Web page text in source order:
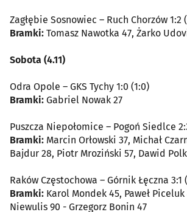
Zagłębie Sosnowiec – Ruch Chorzów 1:2
Bramki: Tomasz Nawotka 47, Żarko
Sobota (4.11)
Odra Opole – GKS Tychy 1:0 (1:0)
Bramki: Gabriel Nowak 27
Puszcza Niepołomice – Pogoń Siedlce
Bramki: Marcin Orłowski 37, Michał
Bajdur 28, Piotr Mroziński 57, Dawid
Raków Częstochowa – Górnik Łęczna 3:1
Bramki: Karol Mondek 45, Paweł
Niewulis 90 - Grzegorz Bonin 47